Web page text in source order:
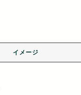
イメージ